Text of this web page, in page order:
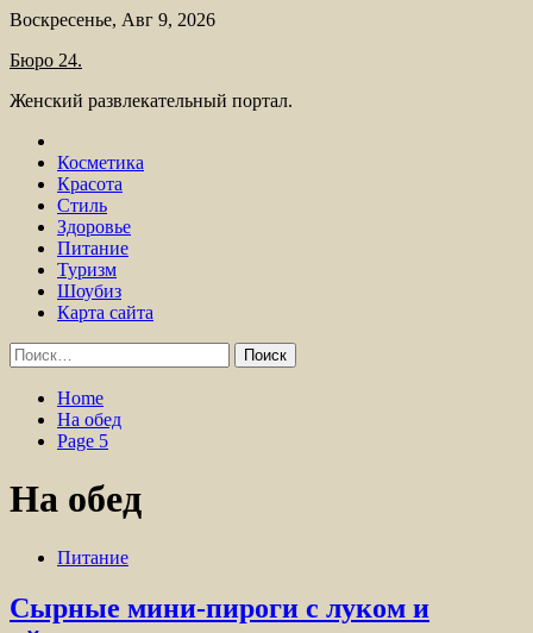
Skip
content
Воскресенье, Авг 9, 2026
Бюро 24.
Женский развлекательный портал.
Косметика
Красота
Стиль
Здоровье
Питание
Туризм
Шоубиз
Карта сайта
Найти:
Home
На обед
Page 5
На обед
Питание
Сырные мини-пироги с луком и